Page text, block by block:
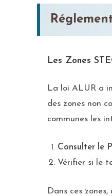
Les Zones
La loi ALUR a
des zones non
communes les
Consulter le
Vérifier si le
Dans ces